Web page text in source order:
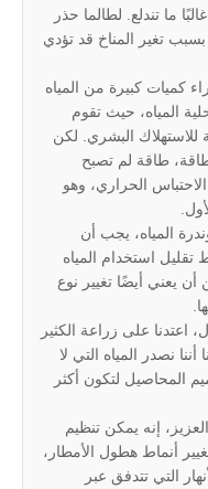
ما تندلع. لطالما حذر
تغير المناخ قد تؤدي
كميات كبيرة من المياه
المياه، حيث تقوم
للاستهلاك البشري. لكن
طاقة لم تصبح
الحراري، وهو
المياه، يجب أن
استخدام المياه
يعني أيضًا تغيير نوع
على زراعة الكثير
نصدر المياه التي لا
المحاصيل لتكون أكثر
إنه يمكن تنظيم
أنماط هطول الأمطار،
التي تتدفق عبر